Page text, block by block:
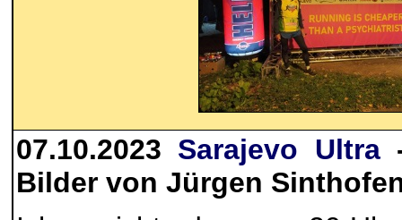
07.10.2023 Sarajevo Ultra-
Bilder von Jürgen